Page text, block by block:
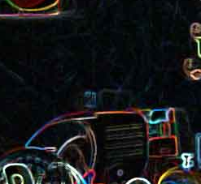
Gâteau au chocolat et au